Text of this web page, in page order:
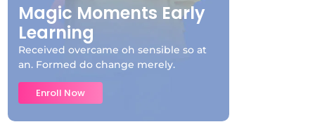
Magic Moments Early
Learning
Received overcame oh sensible so at
an. Formed do change merely.
Enroll Now